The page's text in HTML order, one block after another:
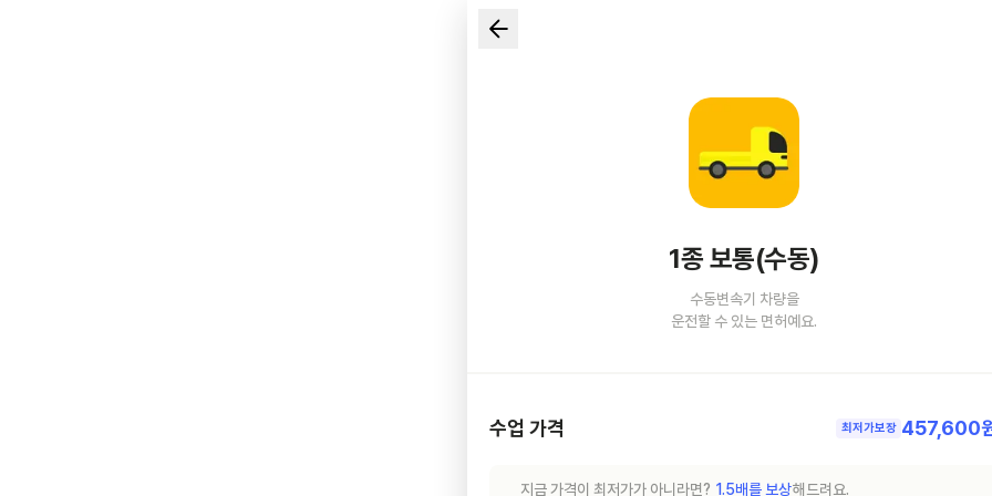
1종 보통(수동)
수동변속기 차량을
운전할 수 있는 면허예요.
수업 가격 최저가보장 457,600
지금 가격이 최저가가 아니라면? 1.5배를 보상해드려요.